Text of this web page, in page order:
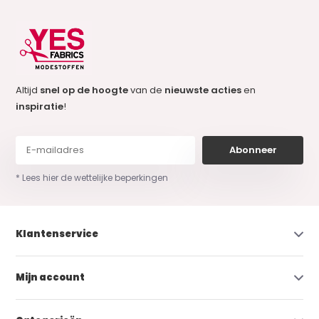
Altijd snel op de hoogtevan de nieuwste actiesen
inspiratie!
Abonneer
* Lees hier de wettelijke beperkingen
Klantenservice
Mijn account